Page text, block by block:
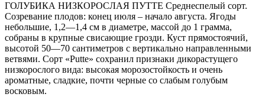
ГОЛУБИКА НИЗКОРОСЛАЯ ПУТТЕ Среднеспелый сорт.
Созревание плодов: конец июля – начало августа. Ягоды
небольшие, 1,2—1,4 см в диаметре, массой до 1 грамма,
собраны в крупные свисающие грозди. Куст прямостоячий,
высотой 50—70 сантиметров с вертикально направленными
ветвями. Сорт «Putte» сохранил признаки дикорастущего
низкорослого вида: высокая морозостойкость и очень
ароматные, сладкие, почти черные со слабым голубым
восковым.